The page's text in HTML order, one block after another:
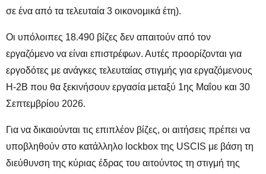
σε ένα από τα τελευταία 3 οικονομικά έτη).
Οι υπόλοιπες 18.490 βίζες δεν απαιτούν από τον
εργαζόμενο να είναι επιστρέφων. Αυτές προορίζονται για
εργοδότες με ανάγκες τελευταίας στιγμής για εργαζόμενους
H-2B που θα ξεκινήσουν εργασία μεταξύ 1ης Μαΐου και 30
Σεπτεμβρίου 2026.
Για να δικαιούνται τις επιπλέον βίζες, οι αιτήσεις πρέπει να
υποβληθούν στο κατάλληλο lockbox της USCIS με βάση τη
διεύθυνση της κύριας έδρας του αιτούντος τη στιγμή της